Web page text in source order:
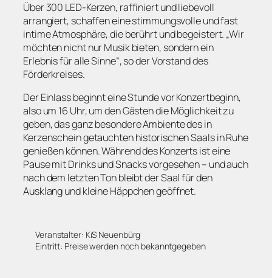
Über 300 LED-Kerzen, raffiniert und liebevoll
arrangiert, schaffen eine stimmungsvolle und fast
intime Atmosphäre, die berührt und begeistert. „Wir
möchten nicht nur Musik bieten, sondern ein
Erlebnis für alle Sinne“, so der Vorstand des
Förderkreises.
Der Einlass beginnt eine Stunde vor Konzertbeginn,
also um 16 Uhr, um den Gästen die Möglichkeit zu
geben, das ganz besondere Ambiente des in
Kerzenschein getauchten historischen Saals in Ruhe
genießen können. Während des Konzerts ist eine
Pause mit Drinks und Snacks vorgesehen – und auch
nach dem letzten Ton bleibt der Saal für den
Ausklang und kleine Häppchen geöffnet.
Veranstalter: KiS Neuenbürg
Eintritt: Preise werden noch bekanntgegeben